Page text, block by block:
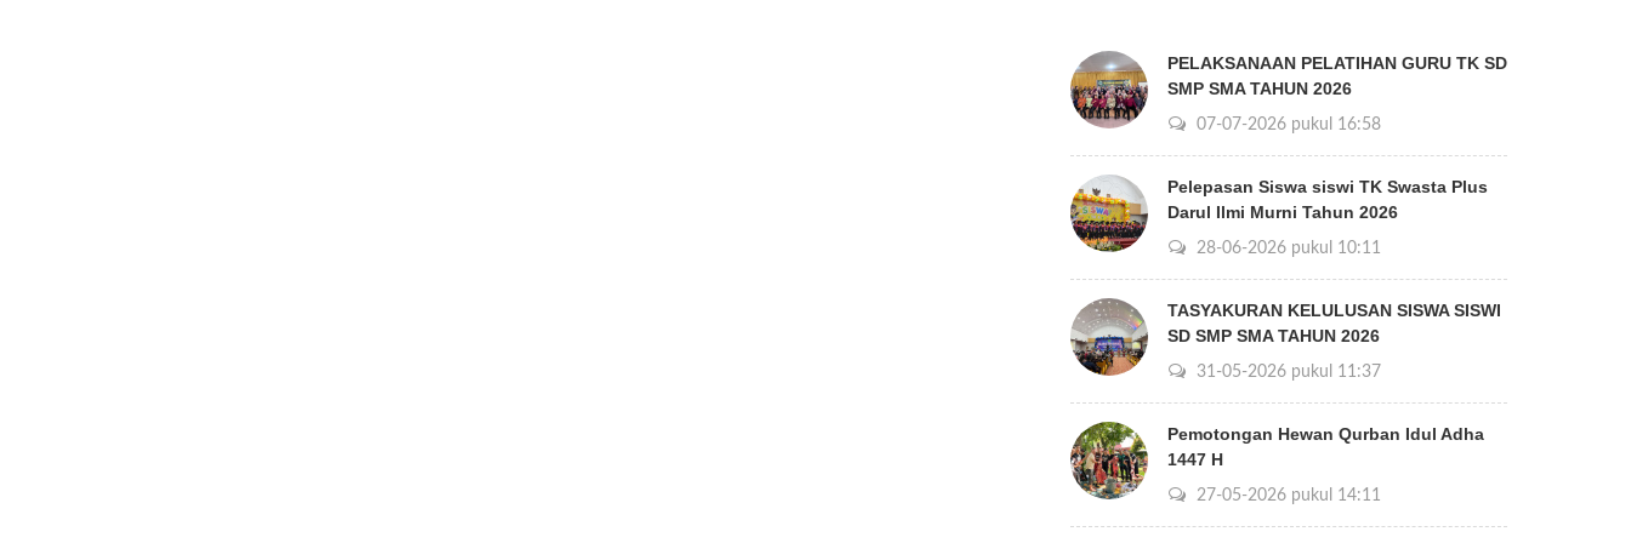
PELAKSANAAN PELATIHAN GURU TK SD
SMP SMA TAHUN 2026
07-07-2026 pukul 16:58
Pelepasan Siswa siswi TK Swasta Plus
Darul Ilmi Murni Tahun 2026
28-06-2026 pukul 10:11
TASYAKURAN KELULUSAN SISWA SISWI
SD SMP SMA TAHUN 2026
31-05-2026 pukul 11:37
Pemotongan Hewan Qurban Idul Adha
1447 H
27-05-2026 pukul 14:11